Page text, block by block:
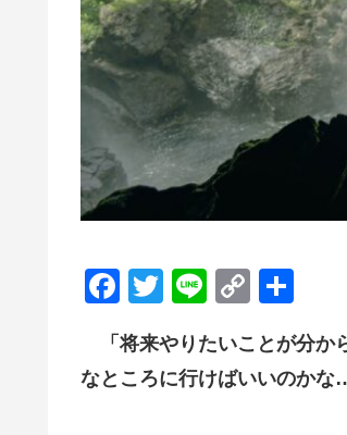
F
c
e
T
tt
er
Li
e
C
p
y
「将来やりたいことが分
なところに行けばいいのかな